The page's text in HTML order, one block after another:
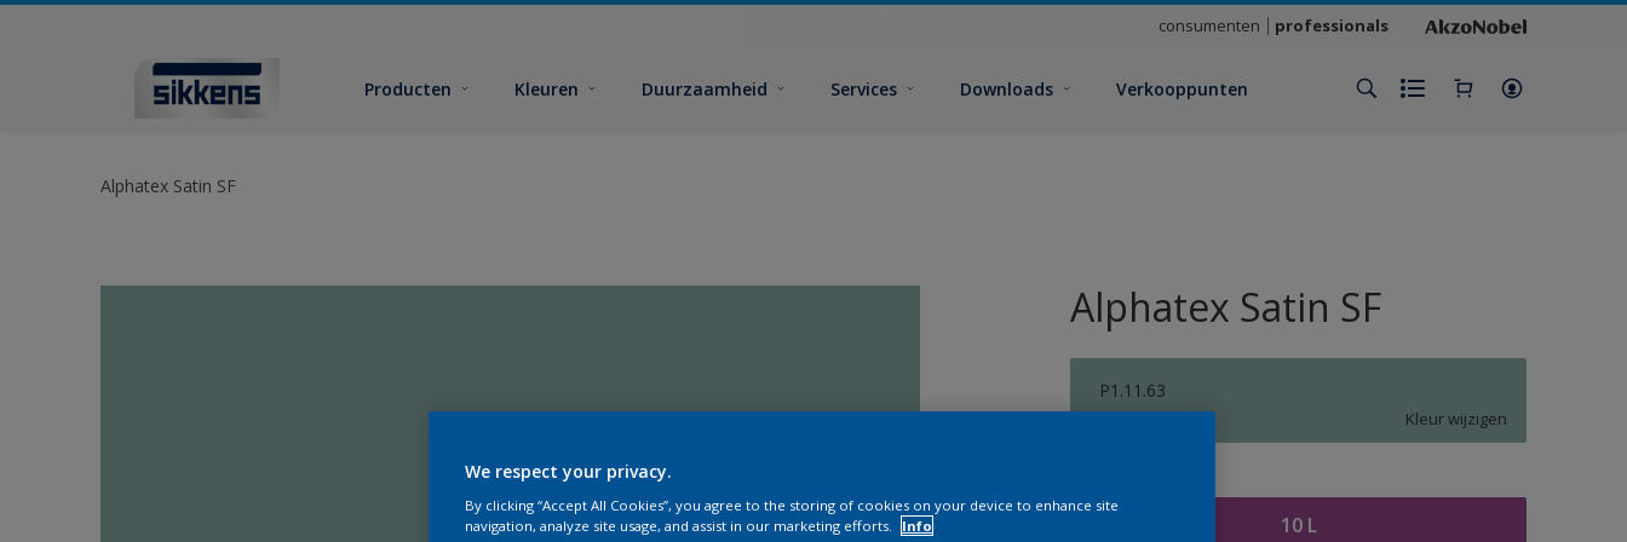
consumenten professionals
Producten Kleuren Duurzaamheid Services Downloads Verkooppunten
Alphatex Satin SF
Alphatex Satin SF
P1.11.63
Kleur wijzigen
10 L
We respect your privacy.
By clicking “Accept All Cookies”, you agree to the storing of cookies on your device to enhance site
navigation, analyze site usage, and assist in our marketing efforts.
Info